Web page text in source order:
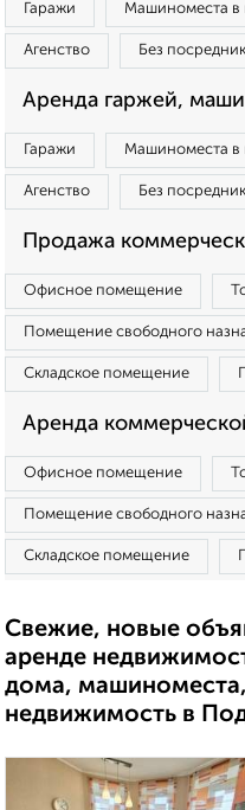
Гаражи Машиноместа в
Агенство Без
Аренда гаржей,
Гаражи Машиноместа в
Агенство Без
Продажа
Офисное помещение
Помещение свободного
Складское помещение
Аренда
Офисное помещение
Помещение свободного
Складское помещение
Свежие, новые
аренде
дома,
недвижимость в